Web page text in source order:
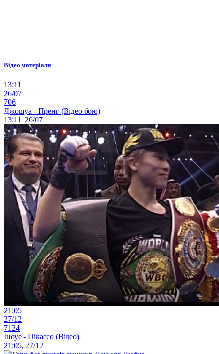
Відео матеріали
13:11
26/07
706
Джошуа - Пренг (Відео бою)
13:11, 26/07
21:05
27/12
7124
Іноуе - Пікассо (Відео)
21:05, 27/12